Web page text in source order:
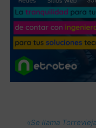
«Se llama